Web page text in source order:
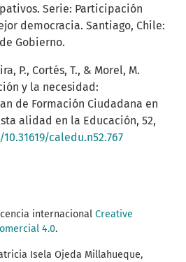
Serie: Participación
democracia. Santiago, Chile:
Gobierno.
P., Cortés, T., & Morel, M.
y la necesidad:
de Formación Ciudadana en
alidad en la Educación, 52,
caledu.n52.767
internacional Creative
4.0.
Isela Ojeda Millahueque,